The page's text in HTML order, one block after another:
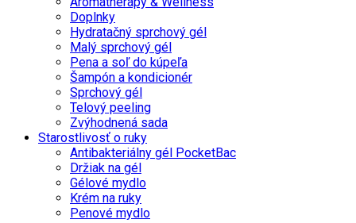
Doplnky
Hydratačný sprchový gél
Malý sprchový gél
Pena a soľ do kúpeľa
Šampón a kondicionér
Sprchový gél
Telový peeling
Zvýhodnená sada
Starostlivosť o ruky
Antibakteriálny gél PocketBac
Držiak na gél
Gélové mydlo
Krém na ruky
Penové mydlo